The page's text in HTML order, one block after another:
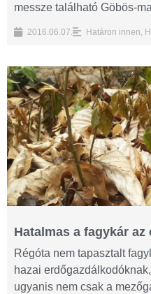
messze található Göbös-
2016.06.07. Határon innen,
Hatalmas a fagykár az
Régóta nem tapasztalt
hazai
ugyanis nem csak a